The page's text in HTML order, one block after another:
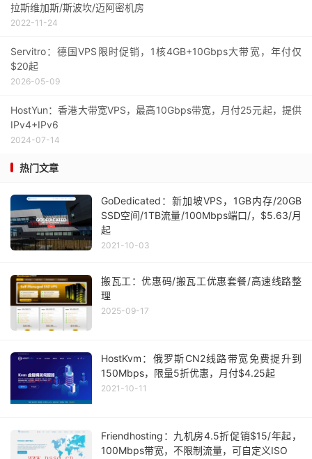
拉斯维加斯/斯波坎/迈阿密机房
2022-11-24
Servitro：德国VPS限时促销，1核4GB+10Gbps大带宽，年付仅
$20起
2026-05-09
HostYun：香港大带宽VPS，最高10Gbps带宽，月付25元起，提供
IPv4+IPv6
2024-07-14
热门文章
GoDedicated：新加坡VPS，1GB内存/20GB
SSD空间/1TB流量/100Mbps端口/，$5.63/月
起
2021-10-03
搬瓦工：优惠码/搬瓦工优惠套餐/高速线路整
理
2025-09-17
HostKvm：俄罗斯CN2线路带宽免费提升到
150Mbps，限量5折优惠，月付$4.25起
2021-10-11
Friendhosting：九机房4.5折促销$15/年起，
100Mbps带宽，不限制流量，可自定义ISO